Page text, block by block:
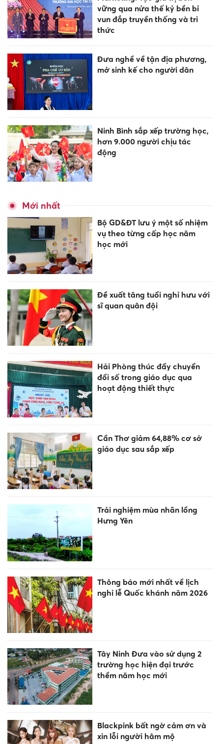
vững qua nửa thế kỷ bền bỉ
vun đắp truyền thống và tri
thức
Đưa nghề về tận địa phương,
mở sinh kế cho người dân
Ninh Bình sắp xếp trường học,
hơn 9.000 người chịu tác
động
Mới nhất
Bộ GD&ĐT lưu ý một số nhiệm
vụ theo từng cấp học năm
học mới
Đề xuất tăng tuổi nghỉ hưu với
sĩ quan quân đội
Hải Phòng thúc đẩy chuyển
đổi số trong giáo dục qua
hoạt động thiết thực
Cần Thơ giảm 64,88% cơ sở
giáo dục sau sắp xếp
Trải nghiệm mùa nhãn lồng
Hưng Yên
Thông báo mới nhất về lịch
nghỉ lễ Quốc khánh năm 2026
Tây Ninh Đưa vào sử dụng 2
trường học hiện đại trước
thềm năm học mới
Blackpink bất ngờ cảm ơn và
xin lỗi người hâm mộ